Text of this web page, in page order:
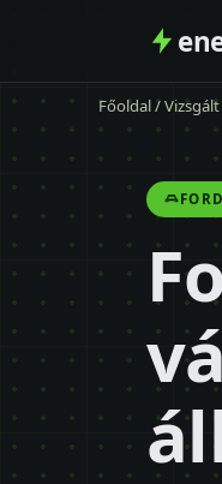
Főoldal/
FORD